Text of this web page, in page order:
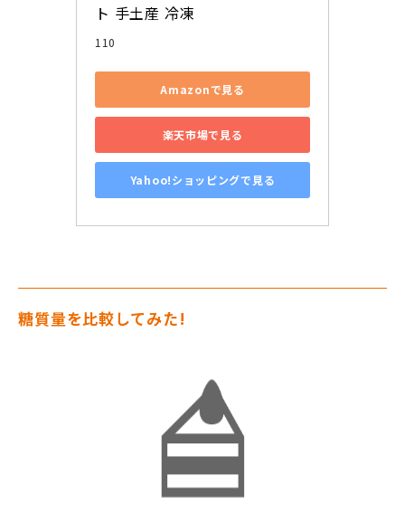
ト 手土産 冷凍
110
Amazonで見る
楽天市場で見る
Yahoo!ショッピングで見る
糖質量を比較してみた!